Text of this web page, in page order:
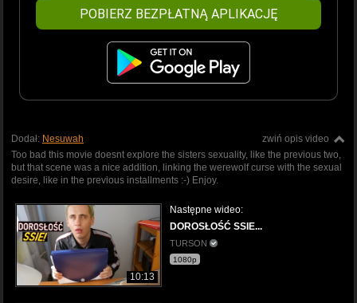
POBIERZ BEZPŁATNĄ APLIKACJĘ
zwiń opis video
Dodał: Nesuwah
Too bad this movie doesnt explore the sisters sexuality, like the previous two,
but that scene was a nice addition, linking the werewolf curse with the sexual
desire, like in the previous installments :-) Enjoy.
10:13
Następne wideo:
DOROSŁOŚĆ SSIE...
TURSON
1080p